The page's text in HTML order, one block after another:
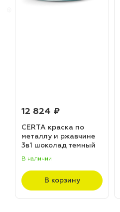
12 824 ₽
CERTA краска по
металлу и ржавчине
3в1 шоколад темный
(20,0кг)
В наличии
В корзину